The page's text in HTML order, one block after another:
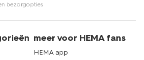
bezorgopties
meer voor HEMA fans
HEMA app